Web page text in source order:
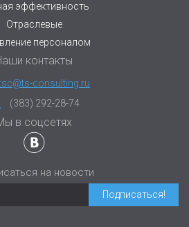
эффективность
Отраслевые
персоналом
контакты
consulting.ru
(383) 292-28-74
в соцсетях
на новости